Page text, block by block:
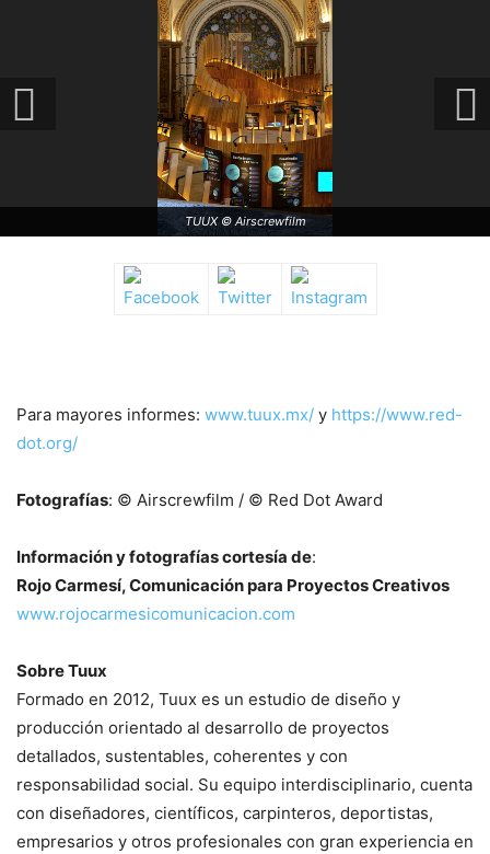
TUUX © Airscrewfilm
Para mayores informes: www.tuux.mx/ y https://www.red-
dot.org/
Fotografías: © Airscrewfilm / © Red Dot Award
Información y fotografías cortesía de:
Rojo Carmesí, Comunicación para Proyectos Creativos
www.rojocarmesicomunicacion.com
Sobre Tuux
Formado en 2012, Tuux es un estudio de diseño y
producción orientado al desarrollo de proyectos
detallados, sustentables, coherentes y con
responsabilidad social. Su equipo interdisciplinario, cuenta
con diseñadores, científicos, carpinteros, deportistas,
empresarios y otros profesionales con gran experiencia en